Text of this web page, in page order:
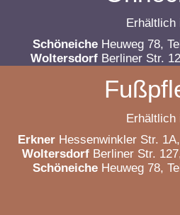
Erhältlich
Schöneiche Heuweg 78,
Woltersdorf Berliner Str.
Erhältlich
Erkner Hessenwinkler Str. 1A
Woltersdorf Berliner Str.
Schöneiche Heuweg 78,